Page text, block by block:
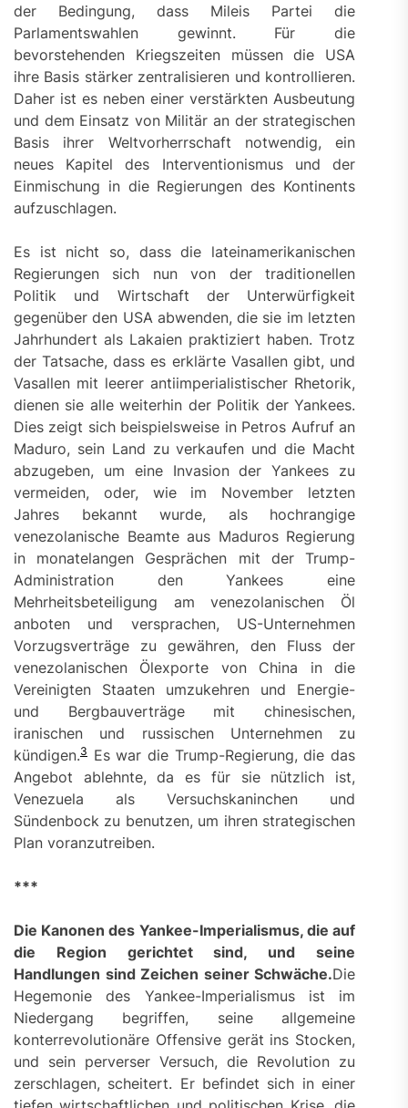
der Bedingung, dass Mileis Partei die
Parlamentswahlen gewinnt. Für die
bevorstehenden Kriegszeiten müssen die USA
ihre Basis stärker zentralisieren und kontrollieren.
Daher ist es neben einer verstärkten Ausbeutung
und dem Einsatz von Militär an der strategischen
Basis ihrer Weltvorherrschaft notwendig, ein
neues Kapitel des Interventionismus und der
Einmischung in die Regierungen des Kontinents
aufzuschlagen.
Es ist nicht so, dass die lateinamerikanischen
Regierungen sich nun von der traditionellen
Politik und Wirtschaft der Unterwürfigkeit
gegenüber den USA abwenden, die sie im letzten
Jahrhundert als Lakaien praktiziert haben. Trotz
der Tatsache, dass es erklärte Vasallen gibt, und
Vasallen mit leerer antiimperialistischer Rhetorik,
dienen sie alle weiterhin der Politik der Yankees.
Dies zeigt sich beispielsweise in Petros Aufruf an
Maduro, sein Land zu verkaufen und die Macht
abzugeben, um eine Invasion der Yankees zu
vermeiden, oder, wie im November letzten
Jahres bekannt wurde, als hochrangige
venezolanische Beamte aus Maduros Regierung
in monatelangen Gesprächen mit der Trump-
Administration den Yankees eine
Mehrheitsbeteiligung am venezolanischen Öl
anboten und versprachen, US-Unternehmen
Vorzugsverträge zu gewähren, den Fluss der
venezolanischen Ölexporte von China in die
Vereinigten Staaten umzukehren und Energie-
und Bergbauverträge mit chinesischen,
iranischen und russischen Unternehmen zu
kündigen.3 Es war die Trump-Regierung, die das
Angebot ablehnte, da es für sie nützlich ist,
Venezuela als Versuchskaninchen und
Sündenbock zu benutzen, um ihren strategischen
Plan voranzutreiben.
***
Die Kanonen des Yankee-Imperialismus, die auf
die Region gerichtet sind, und seine
Handlungen sind Zeichen seiner Schwäche.Die
Hegemonie des Yankee-Imperialismus ist im
Niedergang begriffen, seine allgemeine
konterrevolutionäre Offensive gerät ins Stocken,
und sein perverser Versuch, die Revolution zu
zerschlagen, scheitert. Er befindet sich in einer